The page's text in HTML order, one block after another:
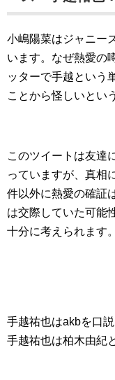
小嶋陽菜はジャニー
います。なぜ熱愛の
ッターで手越という
ことから怪しいとい
このツイートは友達
っていますが、真相
件以外に熱愛の確証
は交際していた可能
十分に考えられます。
手越祐也はakbを口
手越祐也は柏木由紀